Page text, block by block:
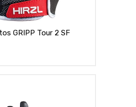
GRIPP Tour 2 SF